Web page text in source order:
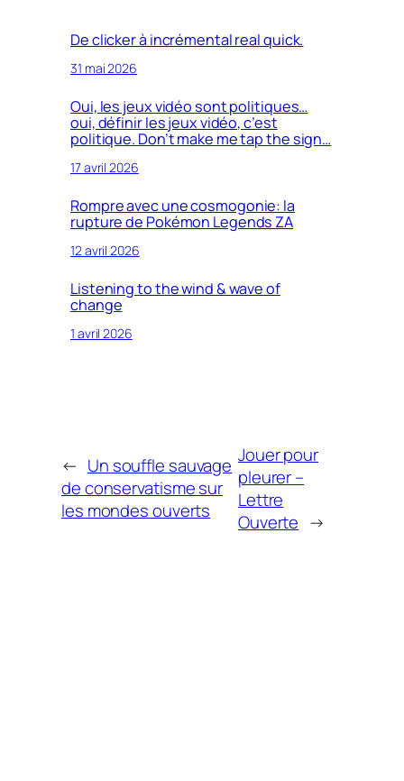
De clicker à incrémental real quick.
31 mai 2026
Oui, les jeux vidéo sont politiques…
oui, définir les jeux vidéo, c’est
politique. Don’t make me tap the sign…
17 avril 2026
Rompre avec une cosmogonie: la
rupture de Pokémon Legends ZA
12 avril 2026
Listening to the wind & wave of
change
1 avril 2026
← Un souffle sauvage
de conservatisme sur
les mondes ouverts
Jouer pour
pleurer –
Lettre
Ouverte →